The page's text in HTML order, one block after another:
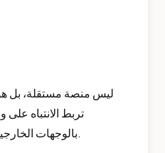
تربط الانتباه
بالوجهات الخارجية بطريقة خاضعة للرقابة.